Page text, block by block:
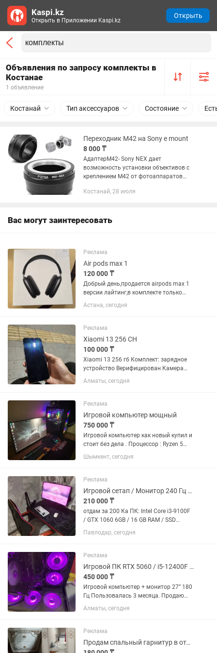
Объявления по запросу комплекты в
Костанае
1 объявление
Костанай Тип аксессуаров Состояние
Переходник M42 на Sony e mount
8 000 ₸
АдаптерM42- Sony NEX дает
возможность установки объективов с
креплением M42 от фотоаппаратов
Юпитер, Таир, Волна), Пентакс (Asahi
Костанай, 28 июля
Вас могут заинтересовать
Реклама
Air pods max 1
120 000 ₸
Добрый день,продается airpods max 1
версии лайтинг,в комплекте только
коробка,по корпусу есть мелкие
царапины,звук грамотный,шумо
Астана, сегодня
Реклама
Xiaomi 13 256 CH
100 000 ₸
Xiaomi 13 256 гб Комплект: зарядное
устройство Верифицирован Камера
отличная, дисплей яркий Snapdragon 8
gen 2 (120 Гц) Торг символический
английский, но можно...
Алматы, сегодня
Реклама
Игровой компьютер мощный
750 000 ₸
Игровой компьютер как новый купил и
стоит без дела . Процессор : Ryzen 5
7500f Оперативка : DDR 5 32 gb
Видеокарта : RTX 5060 SSD : Kingston
на...
Шымкент, сегодня
Реклама
Игровой сетап / Монитор 240 Гц / Кресло / Девайсы
210 000 ₸
отдам за 200 Ка ПК: Intel Core i3-9100F
/ GTX 1060 6GB / 16 GB RAM / SSD
224GB + HDD 1TB / Windows 10
Монитор: 27" ThundeRobot DF27C240L
Микрофон: Maono PD200X...
Павлодар, сегодня
Реклама
Игровой ПК RTX 5060 / i5-12400F / 32GB / SSD 1TB Монитор 27 180Hz СРОЧНО
450 000 ₸
Игровой компьютер + монитор 27” 180
Гц Пользовалась 3 месяца. Продаю
игровой компьютер в отличном
состоянии. Торг Характеристики: Intel
Алматы, сегодня
Реклама
Продам спальный гарнитур в отличном состоянии.
Kaspi.kz
Открыть в Приложении Kaspi.kz
Открыть